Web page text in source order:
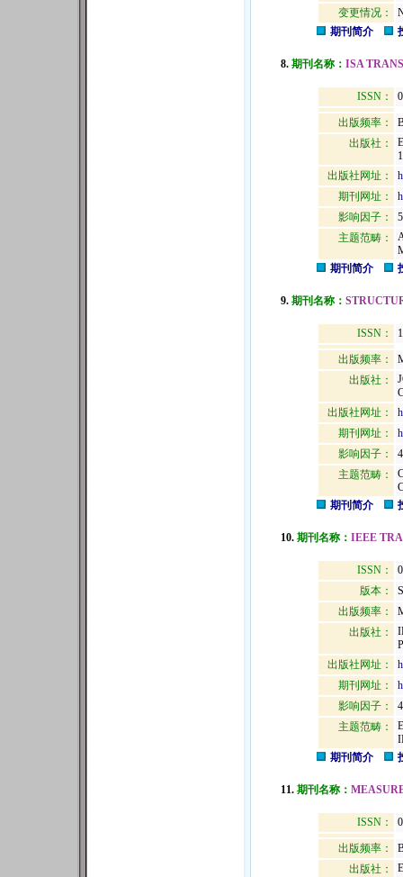
变更情况：
期刊简介
8. 期刊名称： ISA
ISSN：
出版频率：
出版社：
出版社网址：
期刊网址：
影响因子：
主题范畴：
期刊简介
9. 期刊名称：
ISSN：
出版频率：
出版社：
出版社网址：
期刊网址：
影响因子：
主题范畴：
期刊简介
10. 期刊名称： IEEE
ISSN：
版本：
出版频率：
出版社：
出版社网址：
期刊网址：
影响因子：
主题范畴：
期刊简介
11. 期刊名称：
ISSN：
出版频率：
出版社：